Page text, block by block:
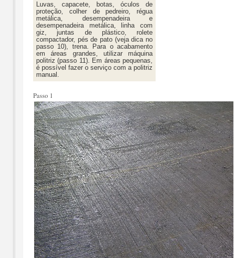
Luvas, capacete, botas, óculos de
proteção, colher de pedreiro, régua
metálica, desempenadeira e
desempenadeira metálica, linha com
giz, juntas de plástico, rolete
compactador, pés de pato (veja dica no
passo 10), trena. Para o acabamento
em áreas grandes, utilizar máquina
politriz (passo 11). Em áreas pequenas,
é possível fazer o serviço com a politriz
manual.
Passo 1